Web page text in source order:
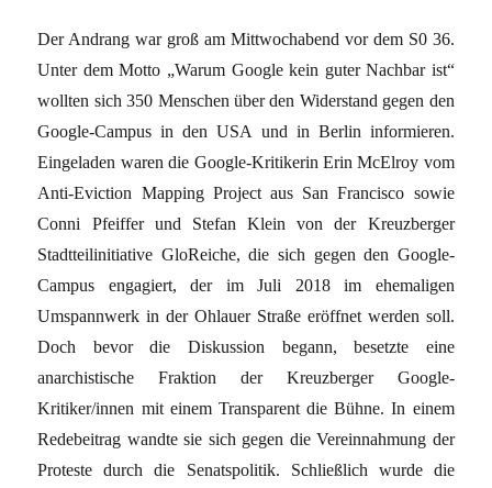
Der Andrang war groß am Mittwochabend vor dem S0 36.
Unter dem Motto „Warum Google kein guter Nachbar ist“
wollten sich 350 Menschen über den Widerstand gegen den
Google-Campus in den USA und in Berlin informieren.
Eingeladen waren die Google-Kritikerin Erin McElroy vom
Anti-Eviction Mapping Project aus San Francisco sowie
Conni Pfeiffer und Stefan Klein von der Kreuzberger
Stadtteilinitiative GloReiche, die sich gegen den Google-
Campus engagiert, der im Juli 2018 im ehemaligen
Umspannwerk in der Ohlauer Straße eröffnet werden soll.
Doch bevor die Diskussion begann, besetzte eine
anarchistische Fraktion der Kreuzberger Google-
Kritiker/innen mit einem Transparent die Bühne. In einem
Redebeitrag wandte sie sich gegen die Vereinnahmung der
Proteste durch die Senatspolitik. Schließlich wurde die